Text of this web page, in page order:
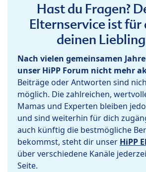
Hast du Fragen?
Elternservice ist für
deinen
Nach vielen gemeinsamen
unser HiPP Forum nicht mehr
Beiträge oder Antworten sind
möglich. Die zahlreichen,
Mamas und Experten bleiben
und sind weiterhin für dich
auch künftig die bestmögliche
bekommst, steht dir unser HiPP
über verschiedene Kanäle
Seite.